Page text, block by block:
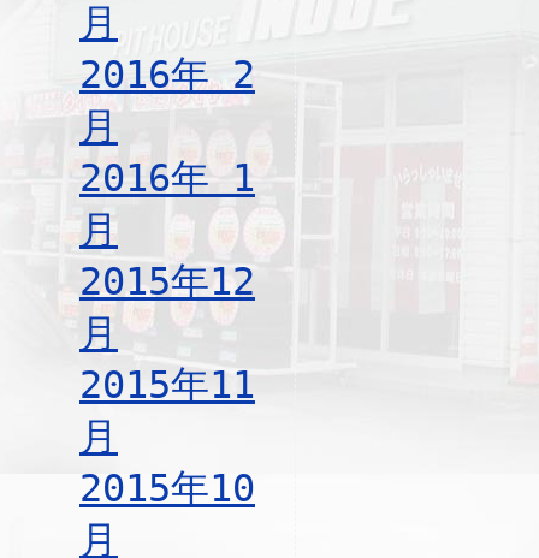
月
2016年 2
月
2016年 1
月
2015年12
月
2015年11
月
2015年10
月